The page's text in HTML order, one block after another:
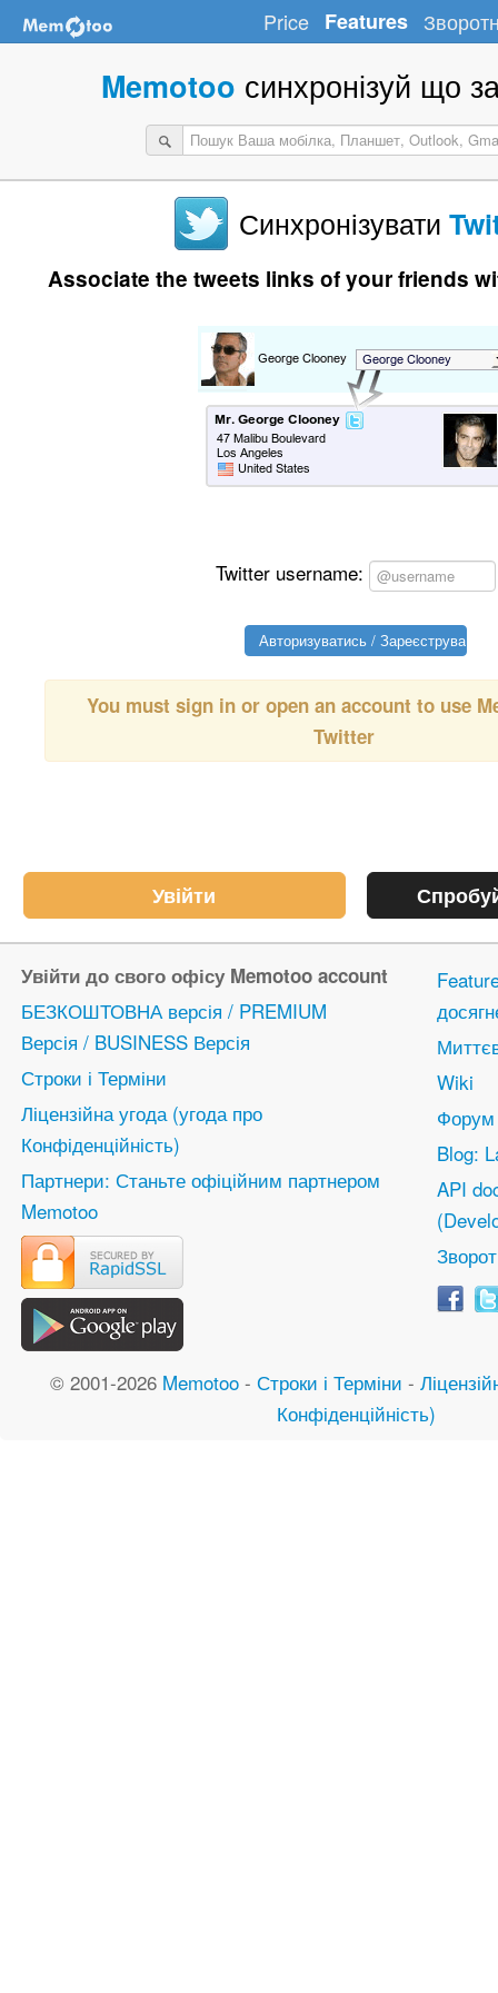
Price Features
Memotoo синхронізуй що
Синхронізувати
Associate the tweets links of your friends
Twitter username:
You must sign in or open an account to use
Twitter
Увійти
Увійти до свого офісу Memotoo account
БЕЗКОШТОВНА версія / PREMIUM
Версія / BUSINESS Версія
Строки і Терміни
Ліцензійна угода (угода про
Конфіденційність)
Партнери: Станьте офіційним партнером
Memotoo
Wiki
Форум
Blog:
API
© 2001-2026 Memotoo - Строки і Терміни -
Конфіденційність)